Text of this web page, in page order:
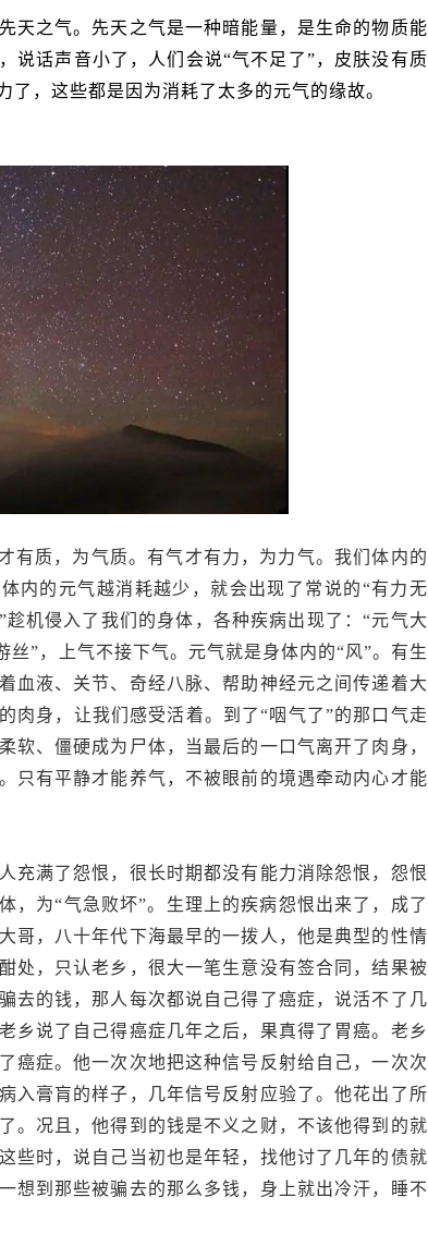
天之气。先天之气是一种暗能量，是生命的物质能
说话声音小了，人们会说“气不足了”，皮肤没有质
，这些都是因为消耗了太多的元气的缘故。
有质，为气质。有气才有力，为力气。我们体内的
内的元气越消耗越少，就会出现了常说的“有力无
机侵入了我们的身体，各种疾病出现了：“元气大
丝”，上气不接下气。元气就是身体内的“风”。有生
血液、关节、奇经八脉、帮助神经元之间传递着大
肉身，让我们感受活着。到了“咽气了”的那口气走
软、僵硬成为尸体，当最后的一口气离开了肉身，
只有平静才能养气，不被眼前的境遇牵动内心才能
充满了怨恨，很长时期都没有能力消除怨恨，怨恨
，为“气急败坏”。生理上的疾病怨恨出来了，成了
哥，八十年代下海最早的一拨人，他是典型的性情
处，只认老乡，很大一笔生意没有签合同，结果被
去的钱，那人每次都说自己得了癌症，说活不了几
乡说了自己得癌症几年之后，果真得了胃癌。老乡
癌症。他一次次地把这种信号反射给自己，一次次
入膏肓的样子，几年信号反射应验了。他花出了所
。况且，他得到的钱是不义之财，不该他得到的就
些时，说自己当初也是年轻，找他讨了几年的债就
想到那些被骗去的那么多钱，身上就出冷汗，睡不